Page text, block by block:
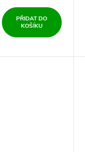
PŘIDAT DO
KOŠÍKU